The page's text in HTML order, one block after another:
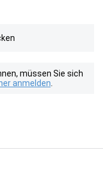
müssen Sie sich
anmelden